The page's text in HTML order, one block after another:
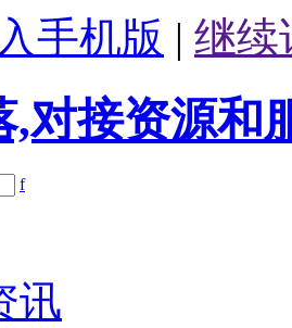
手机版 | 继续
f
讯